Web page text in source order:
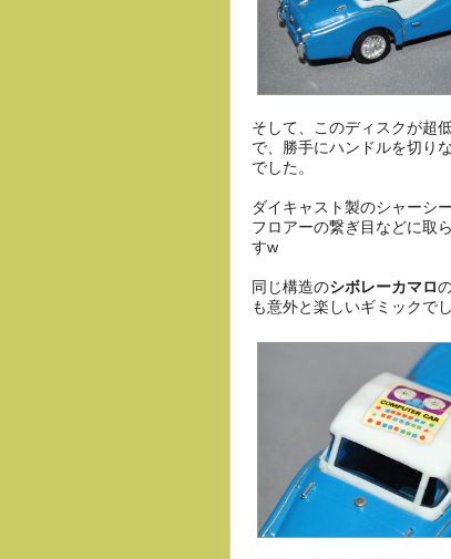
そして、このディスクが超
で、勝手にハンドルを切り
でした。
ダイキャスト製のシャーシ
フロアーの繋ぎ目などに取
すw
同じ構造のシボレーカマロ
も意外と楽しいギミックで